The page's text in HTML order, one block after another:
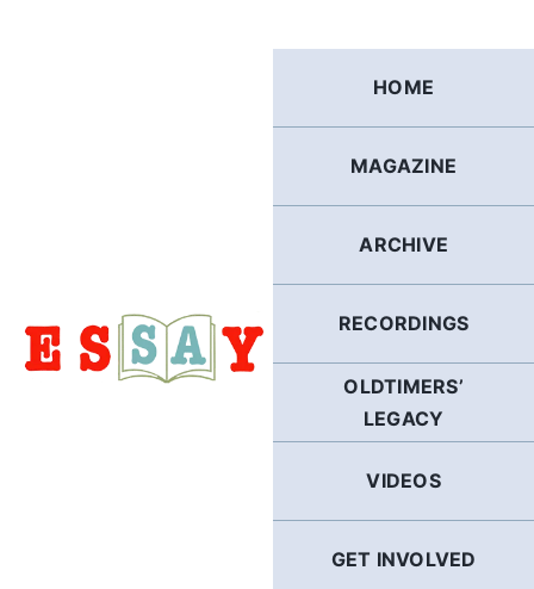
HOME
MAGAZINE
ARCHIVE
RECORDINGS
OLDTIMERS’
LEGACY
VIDEOS
GET INVOLVED